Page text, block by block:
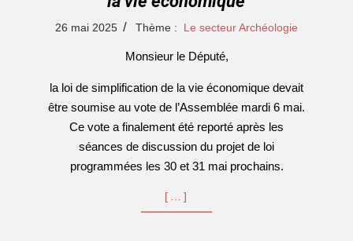
2025-
26 mai 2025 Thème : Le secteur Archéologie
Monsieur le Député,
la loi de simplification de la vie économique devait
être soumise au vote de l’Assemblée mardi 6 mai.
Ce vote a finalement été reporté après les
séances de discussion du projet de loi
programmées les 30 et 31 mai prochains.
[…]